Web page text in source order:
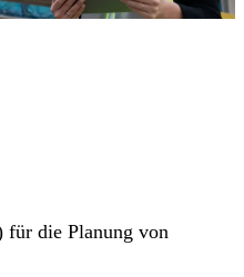
die Planung von